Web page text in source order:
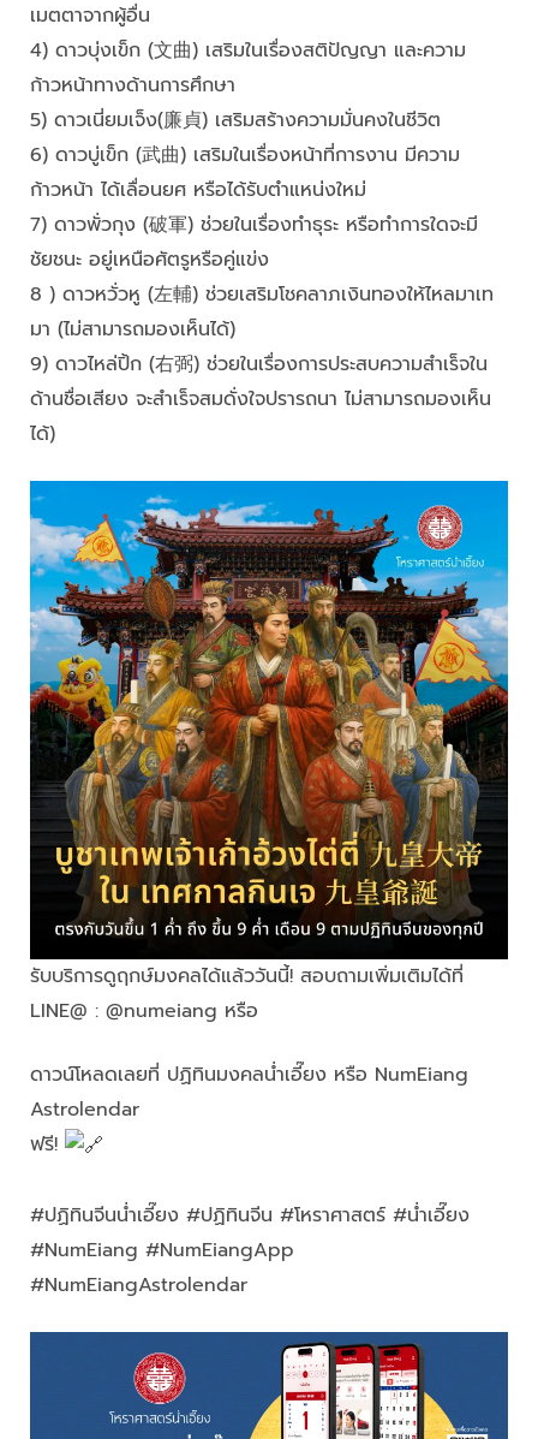
เมตตาจากผู้อื่น
4) ดาวบุ่งเข็ก (文曲) เสริมในเรื่องสติปัญญา และความ
ก้าวหน้าทางด้านการศึกษา
5) ดาวเนี่ยมเจ็ง(廉貞) เสริมสร้างความมั่นคงในชีวิต
6) ดาวบู่เข็ก (武曲) เสริมในเรื่องหน้าที่การงาน มีความ
ก้าวหน้า ได้เลื่อนยศ หรือได้รับตำแหน่งใหม่
7) ดาวพั่วกุง (破軍) ช่วยในเรื่องทำธุระ หรือทำการใดจะมี
ชัยชนะ อยู่เหนือศัตรูหรือคู่แข่ง
8 ) ดาวหวั่วหู (左輔) ช่วยเสริมโชคลาภเงินทองให้ไหลมาเท
มา (ไม่สามารถมองเห็นได้)
9) ดาวไหล่ปิ้ก (右弼) ช่วยในเรื่องการประสบความสำเร็จใน
ด้านชื่อเสียง จะสำเร็จสมดั่งใจปรารถนา ไม่สามารถมองเห็น
ได้)
รับบริการดูฤกษ์มงคลได้แล้ววันนี้! สอบถามเพิ่มเติมได้ที่
LINE@ : @numeiang หรือ
ดาวน์โหลดเลยที่ ปฏิทินมงคลน่ำเอี๊ยง หรือ NumEiang
Astrolendar
ฟรี!
#ปฏิทินจีนน่ำเอี๊ยง #ปฏิทินจีน #โหราศาสตร์ #น่ำเอี๊ยง
#NumEiang #NumEiangApp
#NumEiangAstrolendar